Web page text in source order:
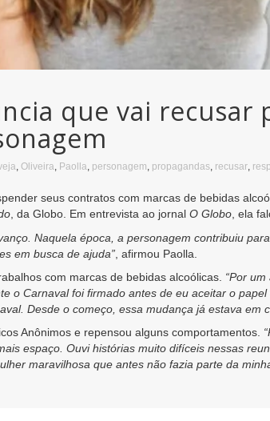
que vai recusar
, Oliveira, Paolla, personagem, propagandas, recusar,
seus contratos com marcas de bebidas
, da Globo. Em entrevista ao jornal O Globo , ela
Naquela época, a personagem contribuiu
em busca de ajuda” , afirmou Paolla.
com marcas de bebidas alcoólicas. “Por
o Carnaval foi firmado antes de eu aceitar o
Desde o começo, essa mudança já estava em
Anônimos e repensou alguns comportamentos.
espaço. Ouvi histórias muito difíceis nessas
maravilhosa que antes não fazia parte da